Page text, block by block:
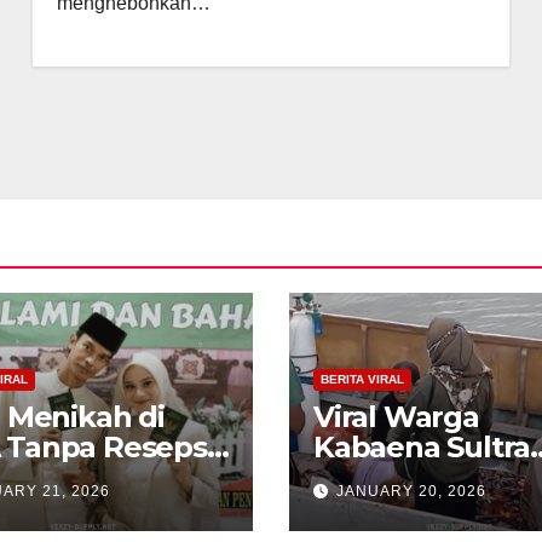
Menikah di
Tanpa Resepsi,
Estetik
Ini Bikin
21, 2026
BERITA VIRAL
Viral Warga
Kabaena Sultra
Sewa Kapal Rp 3
Juta Demi
JANUARY 20, 2026